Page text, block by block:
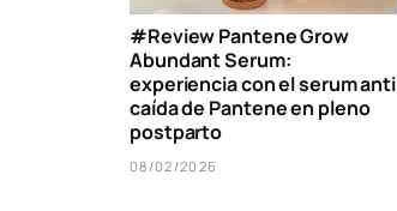
#Review Pantene Grow
Abundant Serum:
experiencia con el serum anti
caída de Pantene en pleno
postparto
08/02/2026